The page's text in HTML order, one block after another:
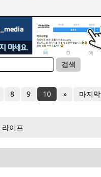
검색
8 9 10 » 마지막
라이프